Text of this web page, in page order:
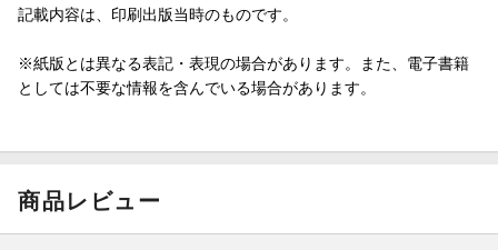
記載内容は、印刷出版当時のものです。
※紙版とは異なる表記・表現の場合があります。また、電子書籍
としては不要な情報を含んでいる場合があります。
商品レビュー